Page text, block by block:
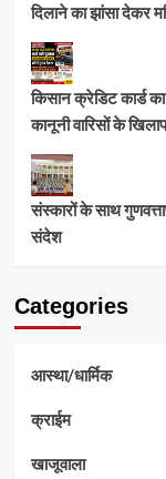
दिलाने का झांसा देकर
किसान क्रेडिट कार्ड
कानूनी वारिसों के
संस्कारों के साथ
संदेश
Categories
आस्था/धार्मिक
क्राईम
खाजूवाला